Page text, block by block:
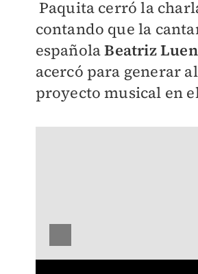
Paquita cerró la
contando que la
españolaBeatriz
acercó para generar
proyecto musical en